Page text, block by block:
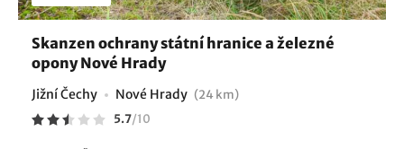
Skanzen ochrany státní hranice a železné
opony Nové Hrady
Jižní Čechy Nové Hrady (24 km)
5.7/10